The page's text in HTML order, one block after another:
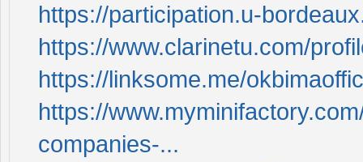
https://participation.u-
https://www.clarinetu.com/
https://linksome.me/
https://
companies-...